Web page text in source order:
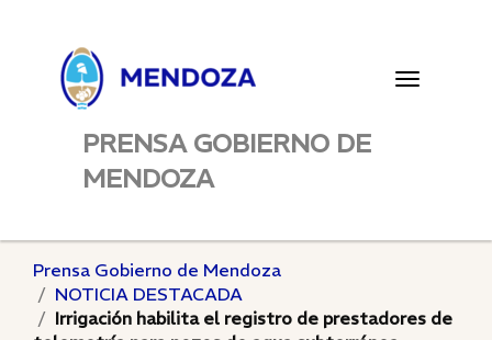
Toggle
PRENSA GOBIERNO DE
MENDOZA
Prensa Gobierno de Mendoza
NOTICIA DESTACADA
Irrigación habilita el registro de prestadores de